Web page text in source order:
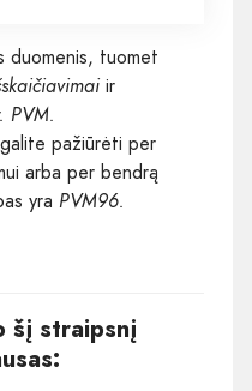
duomenis, tuomet
ir
PVM.
pažiūrėti per
arba per bendrą
yra PVM96.
šį straipsnį